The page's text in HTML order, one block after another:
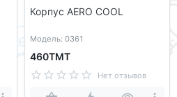
Корпус AERO COOL
Модель: 0361
460ТМТ
Нет отзывов